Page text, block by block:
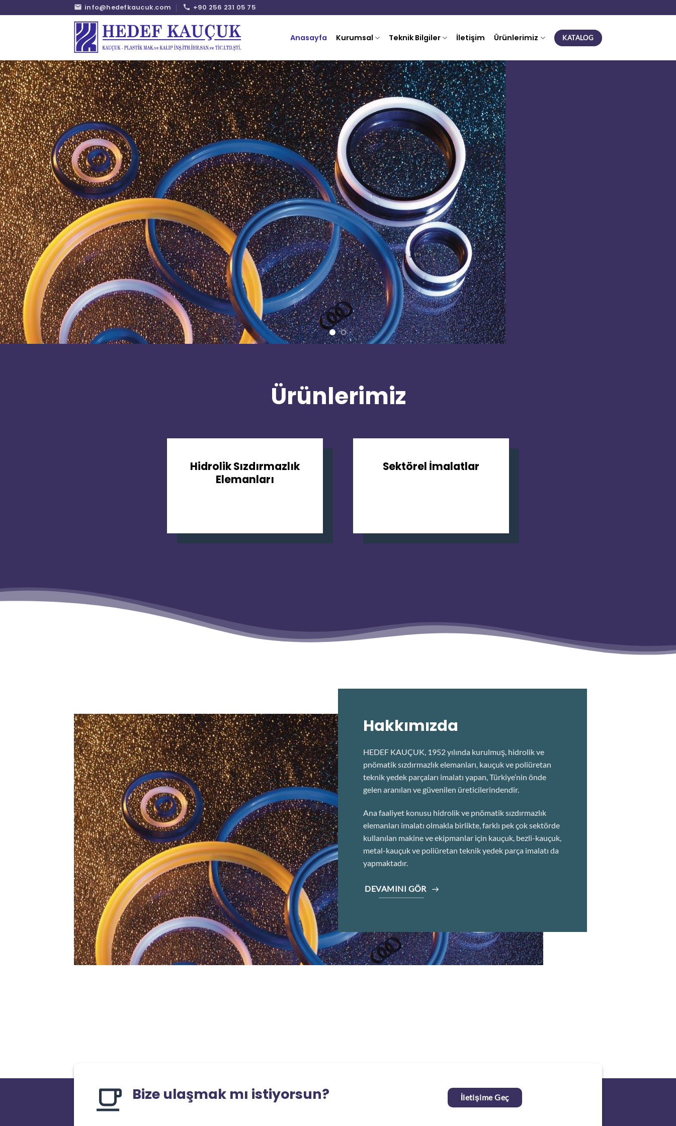
atla
info@hedefkaucuk.com +90 256 231 05 75
Anasayfa Kurumsal Teknik Bilgiler İletişim Ürünlerimiz KATALOG
Ürünlerimiz
Hidrolik Sızdırmazlık
Elemanları
Sektörel İmalatlar
Hakkımızda
HEDEF KAUÇUK, 1952 yılında kurulmuş, hidrolik ve
pnömatik sızdırmazlık elemanları, kauçuk ve poliüretan
teknik yedek parçaları imalatı yapan, Türkiye’nin önde
gelen aranılan ve güvenilen üreticilerindendir.
Ana faaliyet konusu hidrolik ve pnömatik sızdırmazlık
elemanları imalatı olmakla birlikte, farklı pek çok sektörde
kullanılan makine ve ekipmanlar için kauçuk, bezli-kauçuk,
metal-kauçuk ve poliüretan teknik yedek parça imalatı da
yapmaktadır.
DEVAMINI GÖR
Bize ulaşmak mı istiyorsun? İletişime Geç